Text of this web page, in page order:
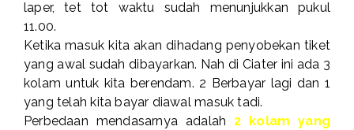
laper, tet tot waktu sudah menunjukkan pukul
11.00.
Ketika masuk kita akan dihadang penyobekan tiket
yang awal sudah dibayarkan. Nah di Ciater ini ada 3
kolam untuk kita berendam. 2 Berbayar lagi dan 1
yang telah kita bayar diawal masuk tadi.
Perbedaan mendasarnya adalah 2 kolam yang